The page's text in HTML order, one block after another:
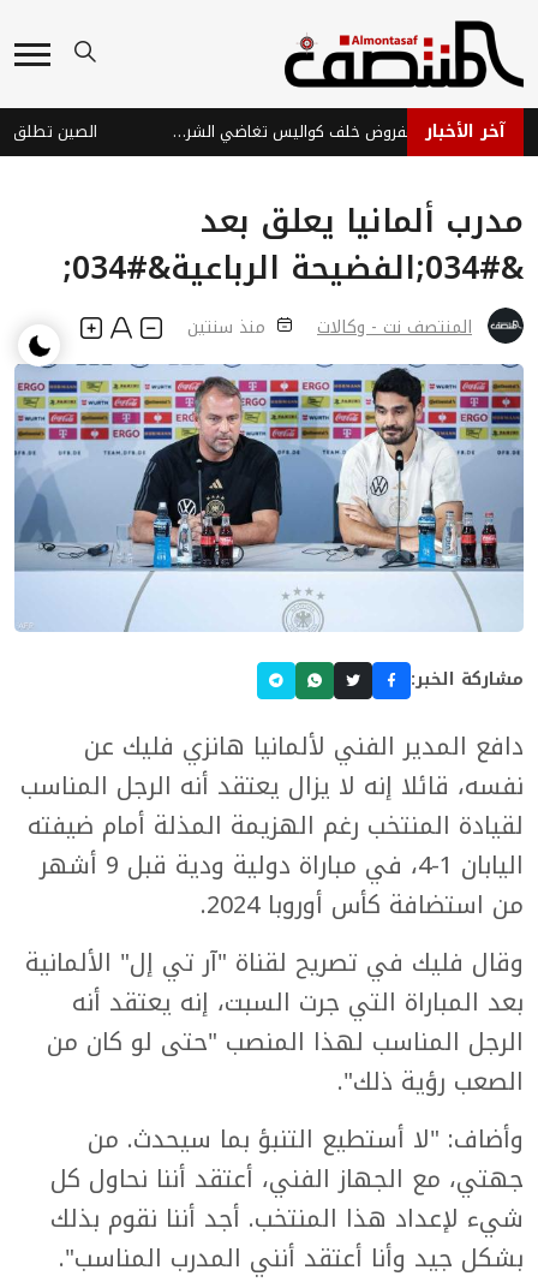
آخر الأخبار صمت مريب أم عجز مفروض خلف كواليس تغاضي الشرعية عن اعتداءات الحوثي في مأرب والعبر الصين تطلق
مدرب ألمانيا يعلق بعد
&#034;الفضيحة الرباعية&#034;
المنتصف نت - وكالات منذ سنتين
مشاركة الخبر:
دافع المدير الفني لألمانيا هانزي فليك عن
نفسه، قائلا إنه لا يزال يعتقد أنه الرجل المناسب
لقيادة المنتخب رغم الهزيمة المذلة أمام ضيفته
اليابان 1-4، في مباراة دولية ودية قبل 9 أشهر
من استضافة كأس أوروبا 2024.
وقال فليك في تصريح لقناة "آر تي إل" الألمانية
بعد المباراة التي جرت السبت، إنه يعتقد أنه
الرجل المناسب لهذا المنصب "حتى لو كان من
الصعب رؤية ذلك".
وأضاف: "لا أستطيع التنبؤ بما سيحدث. من
جهتي، مع الجهاز الفني، أعتقد أننا نحاول كل
شيء لإعداد هذا المنتخب. أجد أننا نقوم بذلك
بشكل جيد وأنا أعتقد أنني المدرب المناسب".